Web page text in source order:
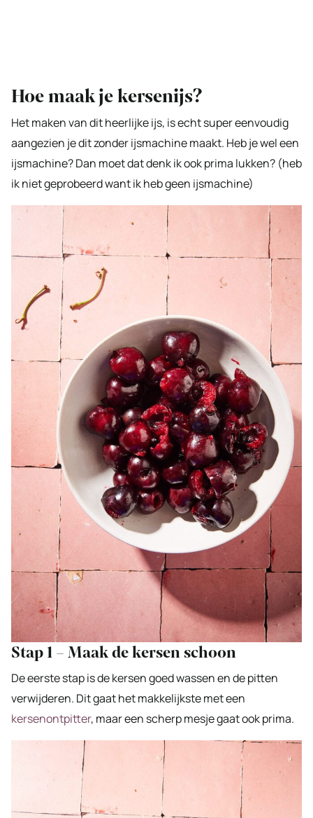
Hoe maak je kersenijs?
Het maken van dit heerlijke ijs, is echt super eenvoudig
aangezien je dit zonder ijsmachine maakt. Heb je wel een
ijsmachine? Dan moet dat denk ik ook prima lukken? (heb
ik niet geprobeerd want ik heb geen ijsmachine)
Stap 1 – Maak de kersen schoon
De eerste stap is de kersen goed wassen en de pitten
verwijderen. Dit gaat het makkelijkste met een
kersenontpitter, maar een scherp mesje gaat ook prima.